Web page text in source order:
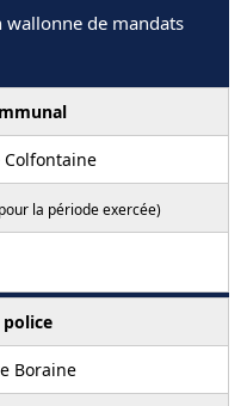
wallonne de mandats
Colfontaine
la période exercée)
police
Boraine